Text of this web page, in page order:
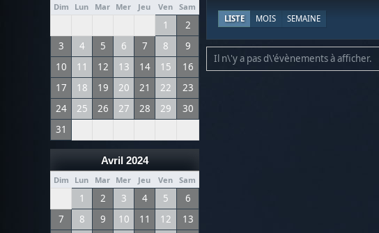
Dim Lun Mar Mer Jeu Ven Sam
1
2
3
4 5 6 7 8
9
10
11 12 13 14 15
16
17
18 19 20 21 22
23
24
25 26 27 28 29
30
31
Avril 2024
Dim Lun Mar Mer Jeu Ven Sam
1 2 3 4 5
6
7
8 9 10 11 12 13
LISTE MOIS SEMAINE
Il n\'y a pas d\'évènements à afficher.